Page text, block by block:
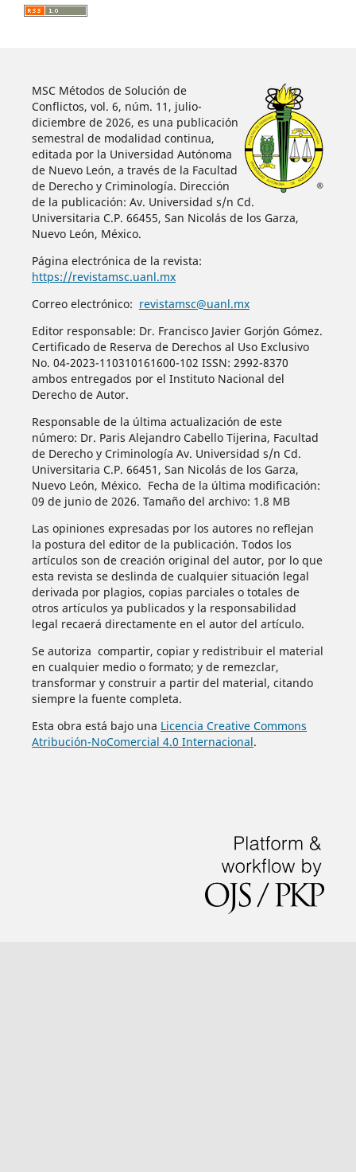
MSC Métodos de Solución de
Conflictos, vol. 6, núm. 11, julio-
diciembre de 2026, es una publicación
semestral de modalidad continua,
editada por la Universidad Autónoma
de Nuevo León, a través de la Facultad
de Derecho y Criminología. Dirección
de la publicación: Av. Universidad s/n Cd.
Universitaria C.P. 66455, San Nicolás de los Garza,
Nuevo León, México.
Página electrónica de la revista:
https://revistamsc.uanl.mx
Correo electrónico: revistamsc@uanl.mx
Editor responsable: Dr. Francisco Javier Gorjón Gómez.
Certificado de Reserva de Derechos al Uso Exclusivo
No. 04-2023-110310161600-102 ISSN: 2992-8370
ambos entregados por el Instituto Nacional del
Derecho de Autor.
Responsable de la última actualización de este
número: Dr. Paris Alejandro Cabello Tijerina, Facultad
de Derecho y Criminología Av. Universidad s/n Cd.
Universitaria C.P. 66451, San Nicolás de los Garza,
Nuevo León, México. Fecha de la última modificación:
09 de junio de 2026. Tamaño del archivo: 1.8 MB
Las opiniones expresadas por los autores no reflejan
la postura del editor de la publicación. Todos los
artículos son de creación original del autor, por lo que
esta revista se deslinda de cualquier situación legal
derivada por plagios, copias parciales o totales de
otros artículos ya publicados y la responsabilidad
legal recaerá directamente en el autor del artículo.
Se autoriza compartir, copiar y redistribuir el material
en cualquier medio o formato; y de remezclar,
transformar y construir a partir del material, citando
siempre la fuente completa.
Esta obra está bajo una Licencia Creative Commons
Atribución-NoComercial 4.0 Internacional.